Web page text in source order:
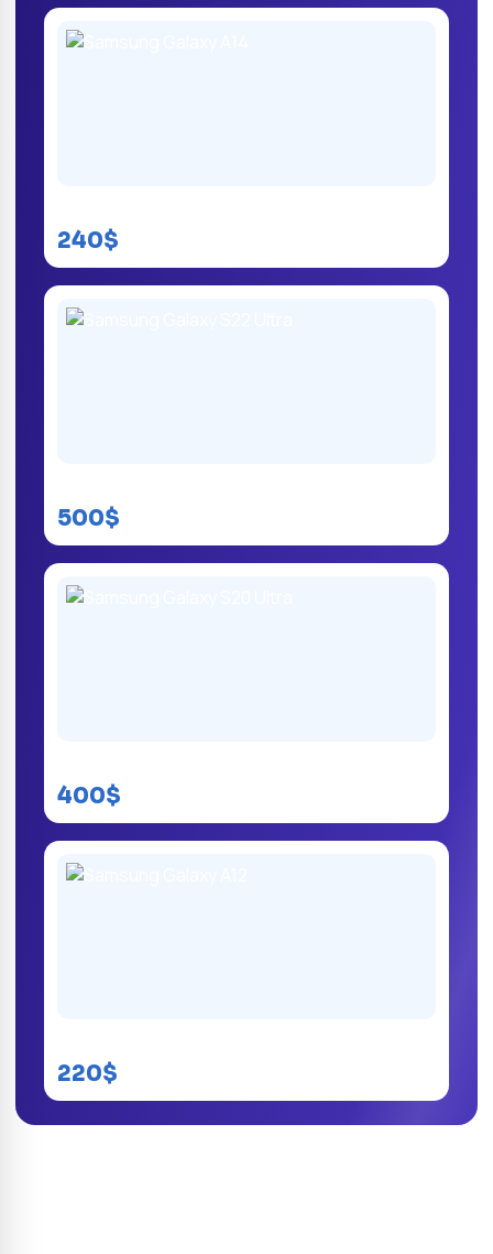
240$
500$
400$
220$